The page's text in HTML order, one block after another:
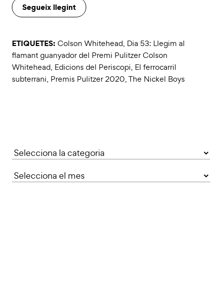
Segueix llegint
ETIQUETES: Colson Whitehead, Dia 53: Llegim al
flamant guanyador del Premi Pulitzer Colson
Whitehead, Edicions del Periscopi, El ferrocarril
subterrani, Premis Pulitzer 2020,The Nickel Boys
Categories